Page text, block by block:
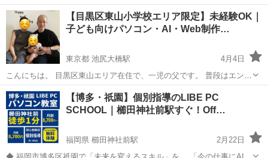
ンラインでも対応するのでお気軽にご相談ください★ 当講座をご覧頂
き、誠にありがとうございます。 福岡を拠点にWebライティング講師
として活動する中...
福岡 福岡市 博多駅 その他 講座
【目黒区東山小学校エリア限定】未経験OK｜
子ども向けパソコン・AI・Web制作…
東京都 池尻大橋駅
4月4日
こんにちは。 目黒区東山エリア在住で、一児の父です。 普段はエンジ
ニア歴15年以上として、副業・開発に携わっています。 自分の子ども
に教える中で「同じように学びたいご家庭の役に立てるのでは」と思
い、募集を始めました...
東京 目黒区 池尻大橋駅 パソコン
【博多・祇園】個別指導のLIBE PC
SCHOOL｜櫛田神社前駅すぐ！Off…
福岡県 櫛田神社前駅
2月22日